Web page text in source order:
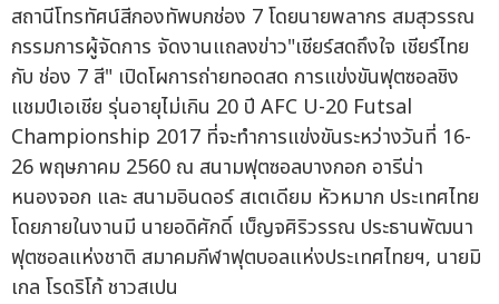
สถานีโทรทัศน์สีกองทัพบกช่อง 7 โดยนายพลากร สมสุวรรณ
กรรมการผู้จัดการ จัดงานแถลงข่าว"เชียร์สดถึงใจ เชียร์ไทย
กับ ช่อง 7 สี" เปิดโผการถ่ายทอดสด การแข่งขันฟุตซอลชิง
แชมป์เอเชีย รุ่นอายุไม่เกิน 20 ปี AFC U-20 Futsal
Championship 2017 ที่จะทำการแข่งขันระหว่างวันที่ 16-
26 พฤษภาคม 2560 ณ สนามฟุตซอลบางกอก อารีน่า
หนองจอก และ สนามอินดอร์ สเตเดียม หัวหมาก ประเทศไทย
โดยภายในงานมี นายอดิศักดิ์ เบ็ญจศิริวรรณ ประธานพัฒนา
ฟุตซอลแห่งชาติ สมาคมกีฬาฟุตบอลแห่งประเทศไทยฯ, นายมิ
เกล โรดริโก้ ชาวสเปน